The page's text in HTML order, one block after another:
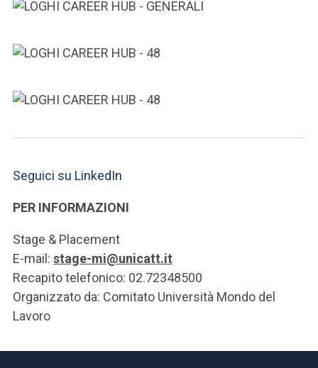
Seguici su LinkedIn
PER INFORMAZIONI
Stage & Placement
E-mail: stage-mi@unicatt.it
Recapito telefonico: 02.72348500
Organizzato da: Comitato Università Mondo del
Lavoro